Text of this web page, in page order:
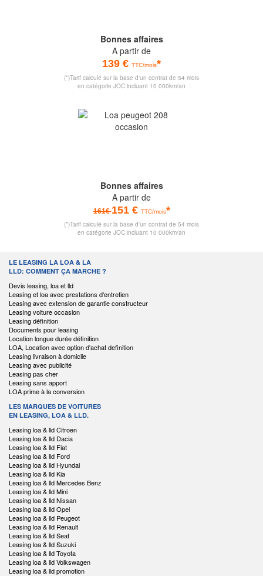
Bonnes affaires
A partir de
139 € TTC/mois*
(*)Tarif calculé sur la base d'un contrat de 54 mois
en catégorie JOC incluant 10 000km/an
Bonnes affaires
A partir de
161€151 € TTC/mois*
(*)Tarif calculé sur la base d'un contrat de 54 mois
en catégorie JOC incluant 10 000km/an
LE LEASING LA LOA & LA
LLD: COMMENT ÇA MARCHE ?
Devis leasing, loa et lld
Leasing et loa avec prestations d'entretien
Leasing avec extension de garantie constructeur
Leasing voiture occasion
Leasing définition
Documents pour leasing
Location longue durée définition
LOA, Location avec option d'achat definition
Leasing livraison à domicile
Leasing avec publicité
Leasing pas cher
Leasing sans apport
LOA prime à la conversion
LES MARQUES DE VOITURES
EN LEASING, LOA & LLD.
Leasing loa & lld Citroen
Leasing loa & lld Dacia
Leasing loa & lld Fiat
Leasing loa & lld Ford
Leasing loa & lld Hyundai
Leasing loa & lld Kia
Leasing loa & lld Mercedes Benz
Leasing loa & lld Mini
Leasing loa & lld Nissan
Leasing loa & lld Opel
Leasing loa & lld Peugeot
Leasing loa & lld Renault
Leasing loa & lld Seat
Leasing loa & lld Suzuki
Leasing loa & lld Toyota
Leasing loa & lld Volkswagen
Leasing loa & lld promotion